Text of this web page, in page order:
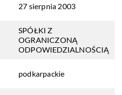
27 sierpnia 2003
SPÓŁKI Z
OGRANICZONĄ
ODPOWIEDZIALNOŚCIĄ
podkarpackie